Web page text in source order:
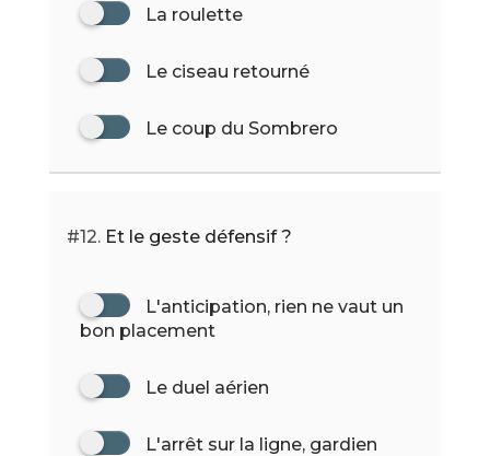
La roulette
Le ciseau retourné
Le coup du Sombrero
#12.Et le geste défensif ?
L'anticipation, rien ne vaut un
bon placement
Le duel aérien
L'arrêt sur la ligne, gardien